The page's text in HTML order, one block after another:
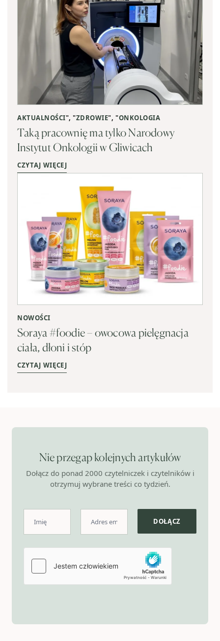
AKTUALNOŚCI", "ZDROWIE", "ONKOLOGIA
Taką pracownię ma tylko Narodowy
Instytut Onkologii w Gliwicach
CZYTAJ WIĘCEJ
NOWOŚCI
Soraya #foodie – owocowa pielęgnacja
ciała, dłoni i stóp
CZYTAJ WIĘCEJ
Nie przegap kolejnych artykułów
Dołącz do ponad 2000 czytelniczek i czytelników i
otrzymuj wybrane treści co tydzień.